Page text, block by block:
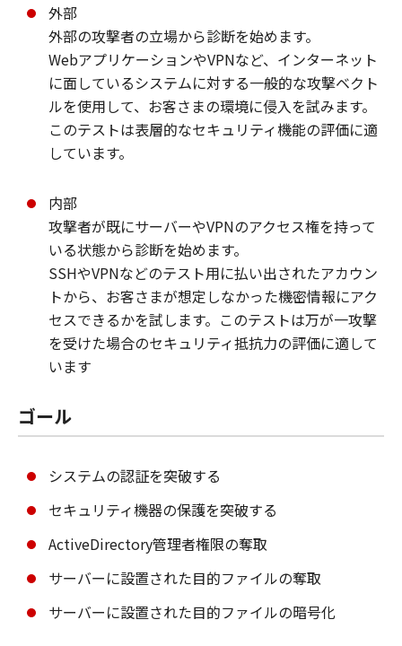
外部
外部の攻撃者の立場から診断を始めます。
WebアプリケーションやVPNなど、インターネット
に面しているシステムに対する一般的な攻撃ベクト
ルを使用して、お客さまの環境に侵入を試みます。
このテストは表層的なセキュリティ機能の評価に適
しています。
内部
攻撃者が既にサーバーやVPNのアクセス権を持って
いる状態から診断を始めます。
SSHやVPNなどのテスト用に払い出されたアカウン
トから、お客さまが想定しなかった機密情報にアク
セスできるかを試します。このテストは万が一攻撃
を受けた場合のセキュリティ抵抗力の評価に適して
います
ゴール
システムの認証を突破する
セキュリティ機器の保護を突破する
ActiveDirectory管理者権限の奪取
サーバーに設置された目的ファイルの奪取
サーバーに設置された目的ファイルの暗号化